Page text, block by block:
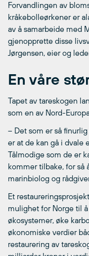
Forvandlingen av
kråkebolleørkener er
av å samarbeide med
gjenopprette disse
Jørgensen, eier og
En våre
Tapet av tareskogen
som en av Nord-
– Det som er så
er at de kan gå i dvale
Tålmodige som de er
kommer tilbake, for så
marinbiolog og
Et
mulighet for Norge til
økosystemer, øke
økonomiske verdier
restaurering av